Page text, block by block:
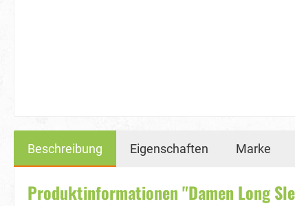
Beschreibung Eigenschaften Marke
Produktinformationen "Damen Long